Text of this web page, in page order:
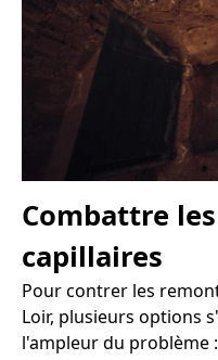
Combattre
capillaires
Pour contrer les
Loir, plusieurs options
l'ampleur du problème :